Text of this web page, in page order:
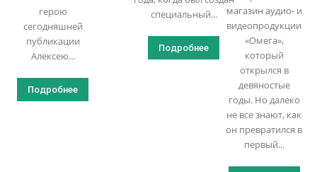
герою
сегодняшней
публикации
Алексею...
Подробнее
специальный...
Подробнее
магазин аудио- и
видеопродукции
«Омега»,
который
открылся в
девяностые
годы. Но далеко
не все знают, как
он превратился в
первый...